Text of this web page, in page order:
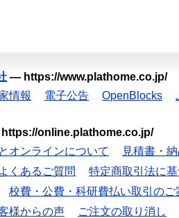
— https://www.plathome.co.jp/
情報 電子公告 OpenBlocks
https://online.plathome.co.jp/
オンラインについて
見積書・
よくあるご質問
特定商取引法に
校費・公費・科研費払い取引のご
様からの声 ご注文の取り消し